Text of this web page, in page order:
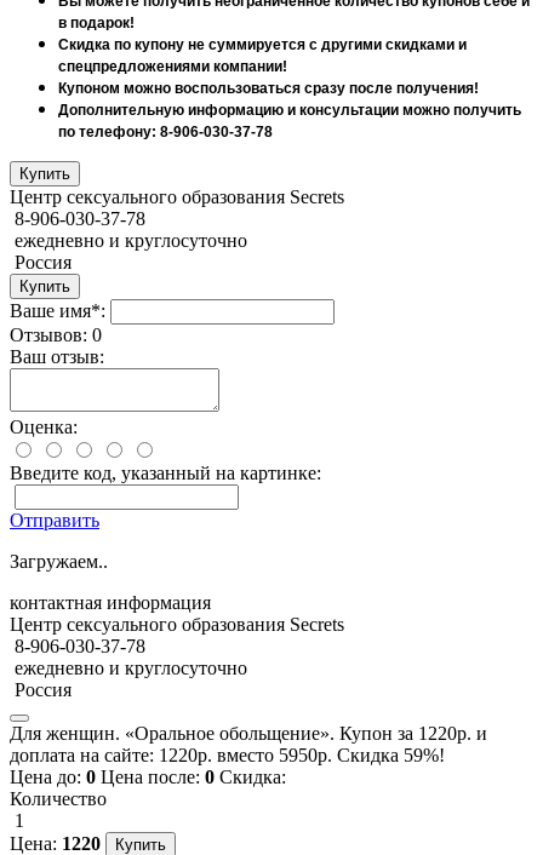
в подарок!
Скидка по купону не суммируется с другими скидками и
спецпредложениями компании!
Купоном можно воспользоваться сразу после получения!
Дополнительную информацию и консультации можно получить
по телефону: 8-906-030-37-78
Центр сексуального образования Secrets
8-906-030-37-78
ежедневно и круглосуточно
Россия
Ваше имя*:
Отзывов: 0
Ваш отзыв:
Оценка:
Введите код, указанный на картинке:
Отправить
Загружаем..
контактная информация
Центр сексуального образования Secrets
8-906-030-37-78
ежедневно и круглосуточно
Россия
Для женщин. «Оральное обольщение». Купон за 1220р. и
доплата на сайте: 1220р. вместо 5950р. Скидка 59%!
Цена до: 0 Цена после: 0 Скидка:
Количество
1
Цена: 1220